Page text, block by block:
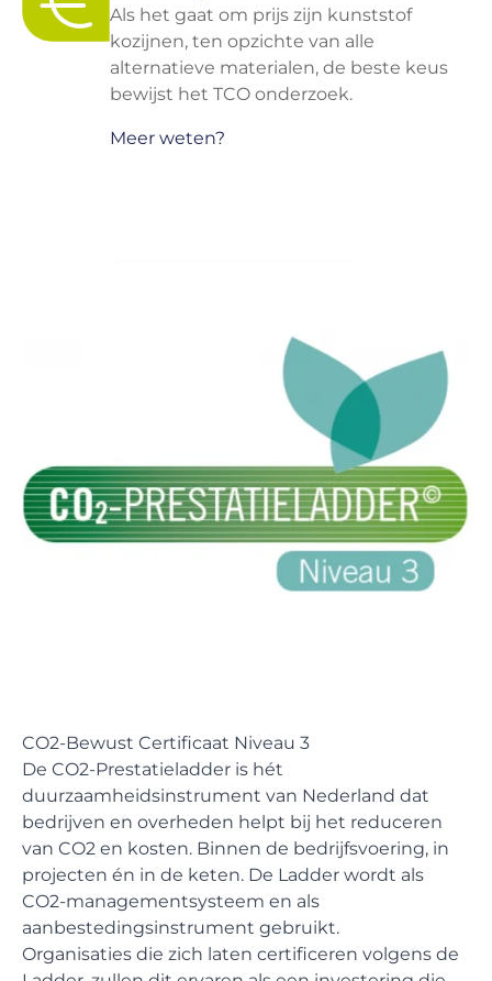
Als het gaat om prijs zijn kunststof
kozijnen, ten opzichte van alle
alternatieve materialen, de beste keus
bewijst het TCO onderzoek.
Meer weten?
CO2-Bewust Certificaat Niveau 3
De CO2-Prestatieladder is hét
duurzaamheidsinstrument van Nederland dat
bedrijven en overheden helpt bij het reduceren
van CO2 en kosten. Binnen de bedrijfsvoering, in
projecten én in de keten. De Ladder wordt als
CO2-managementsysteem en als
aanbestedingsinstrument gebruikt.
Organisaties die zich laten certificeren volgens de